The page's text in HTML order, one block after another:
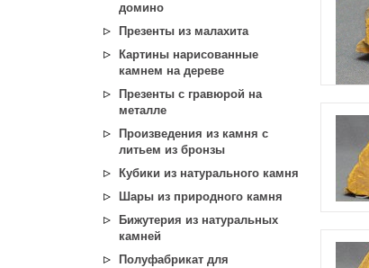
домино
Презенты из малахита
Картины нарисованные
камнем на дереве
Презенты с гравюрой на
металле
Произведения из камня с
литьем из бронзы
Кубики из натурального камня
Шары из природного камня
Бижутерия из натуральных
камней
Полуфабрикат для